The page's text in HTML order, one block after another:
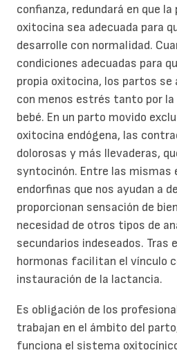
confianza, redundará en que la
oxitocina sea adecuada para
desarrolle con normalidad.
condiciones adecuadas para
propia oxitocina, los partos
con menos estrés tanto por la
bebé. En un parto movido
oxitocina endógena, las
dolorosas y más llevaderas,
syntocinón. Entre las mismas
endorfinas que nos ayudan a
proporcionan sensación de
necesidad de otros tipos de
secundarios indeseados. Tras
hormonas facilitan el vínculo
instauración de la lactancia.
Es obligación de los
trabajan en el ámbito del
funciona el sistema